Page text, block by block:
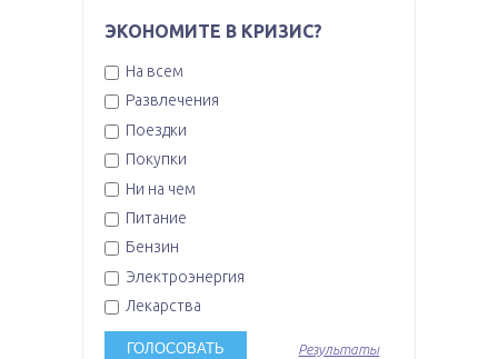
ЭКОНОМИТЕ В КРИЗИС?
На всем
Развлечения
Поездки
Покупки
Ни на чем
Питание
Бензин
Электроэнергия
Лекарства
Результаты